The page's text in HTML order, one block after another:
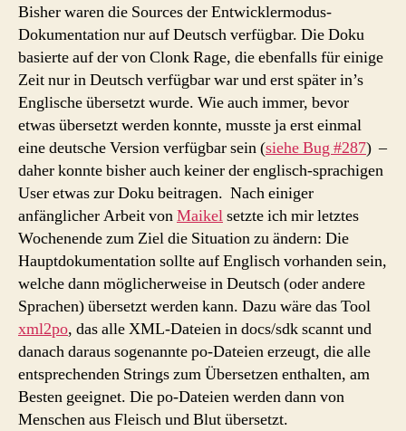
Bisher waren die Sources der Entwicklermodus-
Dokumentation nur auf Deutsch verfügbar. Die Doku
basierte auf der von Clonk Rage, die ebenfalls für einige
Zeit nur in Deutsch verfügbar war und erst später in’s
Englische übersetzt wurde. Wie auch immer, bevor
etwas übersetzt werden konnte, musste ja erst einmal
eine deutsche Version verfügbar sein (siehe Bug #287) –
daher konnte bisher auch keiner der englisch-sprachigen
User etwas zur Doku beitragen. Nach einiger
anfänglicher Arbeit vonMaikelsetzte ich mir letztes
Wochenende zum Ziel die Situation zu ändern: Die
Hauptdokumentation sollte auf Englisch vorhanden sein,
welche dann möglicherweise in Deutsch (oder andere
Sprachen) übersetzt werden kann. Dazu wäre das Tool
xml2po, das alle XML-Dateien in docs/sdk scannt und
danach daraus sogenannte po-Dateien erzeugt, die alle
entsprechenden Strings zum Übersetzen enthalten, am
Besten geeignet. Die po-Dateien werden dann von
Menschen aus Fleisch und Blut übersetzt.